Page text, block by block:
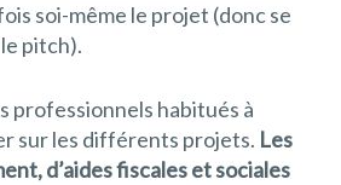
soi-même le projet (donc se
pitch).
professionnels habitués à
sur les différents projets. Les
d’aides fiscales et sociales